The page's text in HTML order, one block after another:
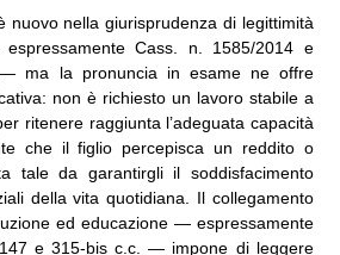
nuovo nella giurisprudenza di legittimità
Cass. n. 1585/2014 e
ma la pronuncia in esame ne offre
non è richiesto un lavoro stabile a
ritenere raggiunta l’adeguata capacità
che il figlio percepisca un reddito o
tale da garantirgli il soddisfacimento
della vita quotidiana. Il collegamento
ed educazione — espressamente
e 315-bis c.c. — impone di leggere